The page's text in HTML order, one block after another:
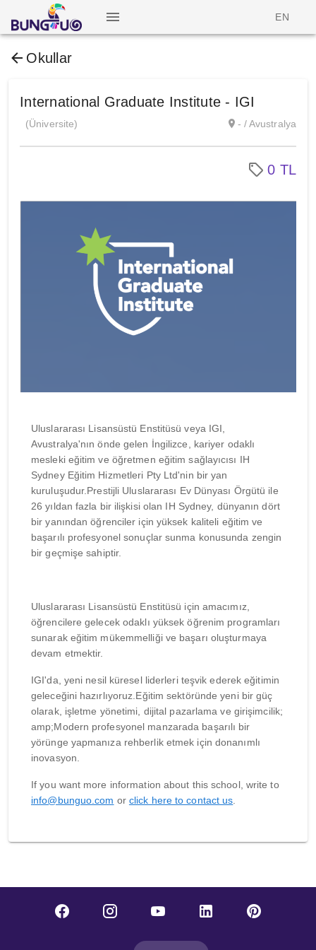
EN
Okullar
International Graduate Institute - IGI
(Üniversite) - / Avustralya
0 TL
Uluslararası Lisansüstü Enstitüsü veya IGI,
Avustralya'nın önde gelen İngilizce, kariyer odaklı
mesleki eğitim ve öğretmen eğitim sağlayıcısı IH
Sydney Eğitim Hizmetleri Pty Ltd'nin bir yan
kuruluşudur.Prestijli Uluslararası Ev Dünyası Örgütü ile
26 yıldan fazla bir ilişkisi olan IH Sydney, dünyanın dört
bir yanından öğrenciler için yüksek kaliteli eğitim ve
başarılı profesyonel sonuçlar sunma konusunda zengin
bir geçmişe sahiptir.
Uluslararası Lisansüstü Enstitüsü için amacımız,
öğrencilere gelecek odaklı yüksek öğrenim programları
sunarak eğitim mükemmelliği ve başarı oluşturmaya
devam etmektir.
IGI'da, yeni nesil küresel liderleri teşvik ederek eğitimin
geleceğini hazırlıyoruz.Eğitim sektöründe yeni bir güç
olarak, işletme yönetimi, dijital pazarlama ve girişimcilik;
amp;Modern profesyonel manzarada başarılı bir
yörünge yapmanıza rehberlik etmek için donanımlı
inovasyon.
If you want more information about this school, write to
info@bunguo.com or click here to contact us.